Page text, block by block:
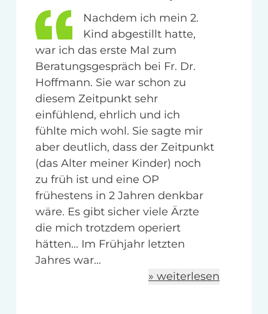
Nachdem ich mein 2.
Kind abgestillt hatte,
war ich das erste Mal zum
Beratungsgespräch bei Fr. Dr.
Hoffmann. Sie war schon zu
diesem Zeitpunkt sehr
einfühlend, ehrlich und ich
fühlte mich wohl. Sie sagte mir
aber deutlich, dass der Zeitpunkt
(das Alter meiner Kinder) noch
zu früh ist und eine OP
frühestens in 2 Jahren denkbar
wäre. Es gibt sicher viele Ärzte
die mich trotzdem operiert
hätten... Im Frühjahr letzten
Jahres war…
» weiterlesen